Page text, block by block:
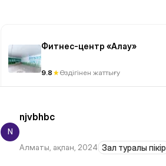
Фитнес-центр «Алау»
9.8 Өздігінен жаттығу
N
njvbhbc
Алматы, ақпан, 2024 Зал туралы пікір